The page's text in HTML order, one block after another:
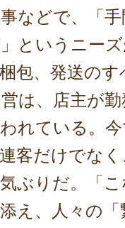
などで、「
というニー
包、発送の
は、店主が
れている。
客だけでな
ぶりだ。「
え、人々の